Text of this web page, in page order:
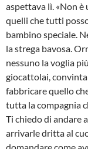
aspettava lì. «Non
quelli che tutti
bambino speciale.
la strega bavosa.
nessuno la voglia
giocattolai,
fabbricare quello
tutta la compagnia
Ti chiedo di andare
arrivarle dritta al